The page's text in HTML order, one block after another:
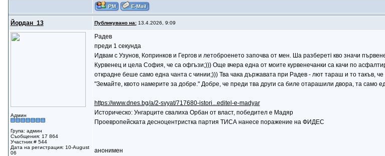
Йордан_13 Публикувано на:13.4.2026, 9:09
Админ
Група: админ
Съобщения: 17 864
Участник # 544
Дата на регистрация: 10-August
06
Радев
преди 1 секунда
Идвам с Узунов, Копринков и Гергов и летоброенето започва от мен. Ша разберетi кво значи
Курвенец и цела София, че са офгъзи;))) Oще вчера една от моите курвенечанки са качи по
открадне беше само една чанта с чинии;))) Тва чака държавата при Радев - лют тараш и то такъв,
"Земайте, квото намерите за добре." Добре, че преди тва други са биле отарашили двора, та само
https://www.dnes.bg/a/2-svyat/717680-istori...editel-e-madyar
Историческо: Унгарците свалиха Орбан от власт, победител е Мадяр
Проевропейската десноцентристка партия ТИСА нанесе поражение на ФИДЕС
анонимен